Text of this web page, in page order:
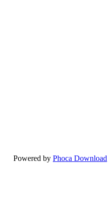
Powered by Phoca Download